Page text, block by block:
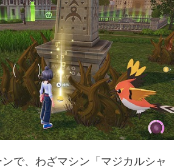
で、わざマシン「マジカルシャ